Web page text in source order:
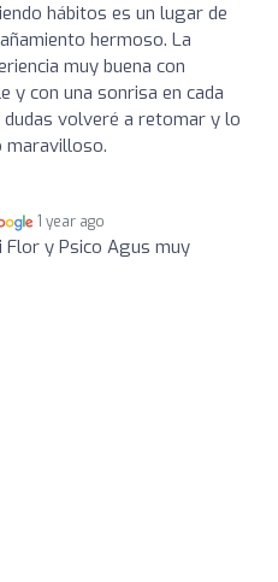
hábitos es un lugar de
hermoso. La
muy buena con
y con una sonrisa en cada
volveré a retomar y lo
maravilloso.
1 year ago
Flor y Psico Agus muy